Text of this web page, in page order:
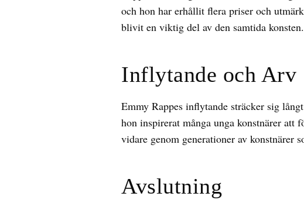
och hon har erhållit flera priser och
blivit en viktig del av den samtida konsten.
Inflytande och Arv
Emmy Rappes inflytande sträcker sig
hon inspirerat många unga konstnärer
vidare genom generationer av konstnärer
Avslutning